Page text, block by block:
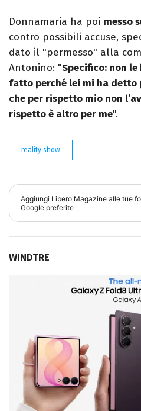
Donnamaria ha poi messo
contro possibili accuse,
dato il "permesso" alla
Antonino: "Specifico: non le
fatto perché lei mi ha detto
che per rispetto mio non
rispetto è altro per me".
reality show
Aggiungi Libero Magazine alle tue
Google preferite
WINDTRE